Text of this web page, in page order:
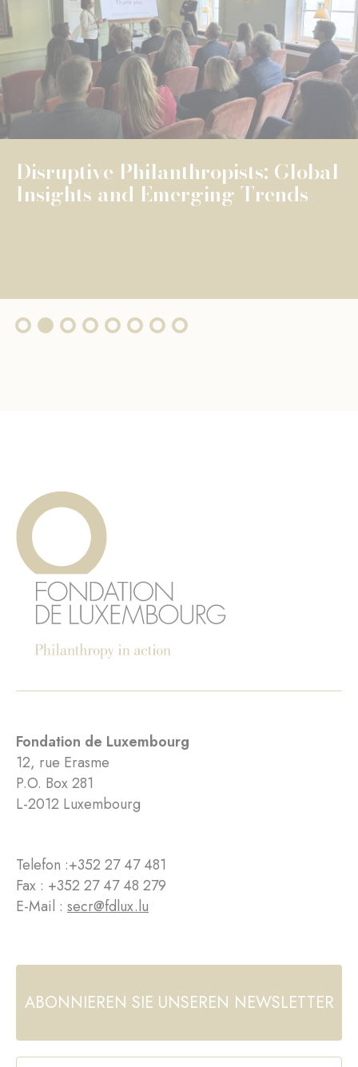
UNIVERSELLE BILDUNG
The Fondation de Luxembourg
surpasses €100 million in total
grants, wi...
Fondation de Luxembourg
12, rue Erasme
P.O. Box 281
L-2012 Luxembourg
Telefon :+352 27 47 481
Fax : +352 27 47 48 279
E-Mail : secr@fdlux.lu
ABONNIEREN SIE UNSEREN NEWSLETTER